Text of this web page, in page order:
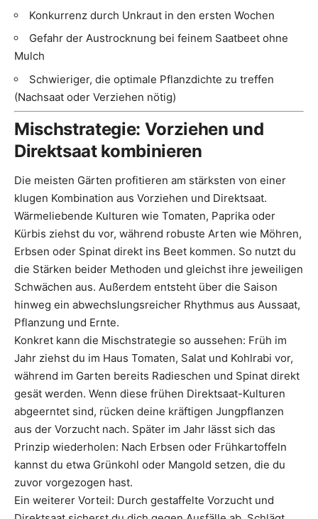
Konkurrenz durch Unkraut in den ersten Wochen
Gefahr der Austrocknung bei feinem Saatbeet ohne
Mulch
Schwieriger, die optimale Pflanzdichte zu treffen
(Nachsaat oder Verziehen nötig)
Mischstrategie: Vorziehen und
Direktsaat kombinieren
Die meisten Gärten profitieren am stärksten von einer
klugen Kombination aus Vorziehen und Direktsaat.
Wärmeliebende Kulturen wie Tomaten, Paprika oder
Kürbis ziehst du vor, während robuste Arten wie Möhren,
Erbsen oder Spinat direkt ins Beet kommen. So nutzt du
die Stärken beider Methoden und gleichst ihre jeweiligen
Schwächen aus. Außerdem entsteht über die Saison
hinweg ein abwechslungsreicher Rhythmus aus Aussaat,
Pflanzung und Ernte.
Konkret kann die Mischstrategie so aussehen: Früh im
Jahr ziehst du im Haus Tomaten, Salat und Kohlrabi vor,
während im Garten bereits Radieschen und Spinat direkt
gesät werden. Wenn diese frühen Direktsaat-Kulturen
abgeerntet sind, rücken deine kräftigen Jungpflanzen
aus der Vorzucht nach. Später im Jahr lässt sich das
Prinzip wiederholen: Nach Erbsen oder Frühkartoffeln
kannst du etwa Grünkohl oder Mangold setzen, die du
zuvor vorgezogen hast.
Ein weiterer Vorteil: Durch gestaffelte Vorzucht und